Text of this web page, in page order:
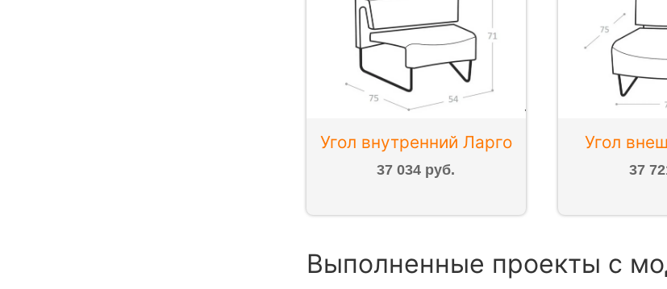
Угол внутренний Ларго
37 034 руб.
Угол
37
Выполненные проекты с